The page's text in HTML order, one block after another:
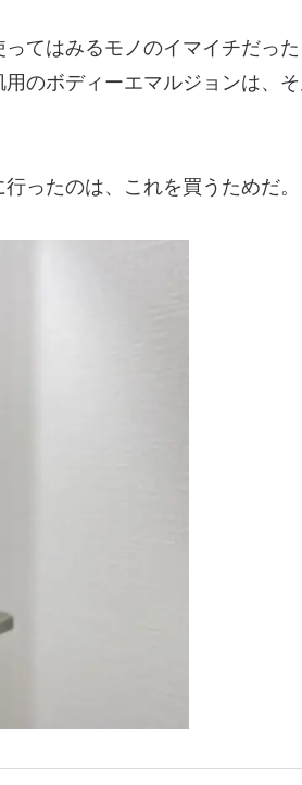
てはみるモノのイマイチだった
のボディーエマルジョンは、
ったのは、これを買うためだ。